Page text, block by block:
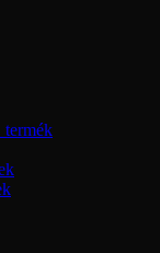
termék